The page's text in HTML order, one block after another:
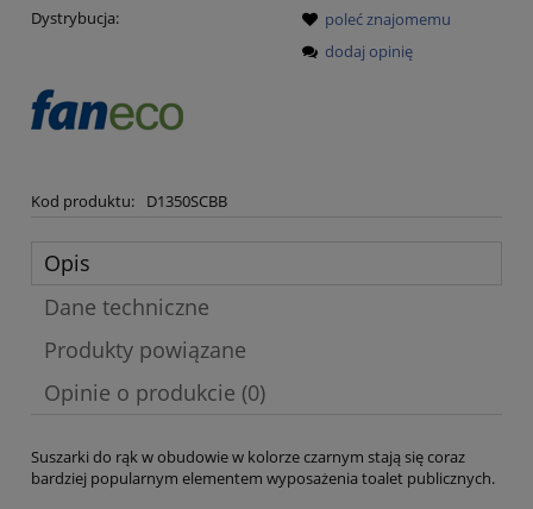
Dystrybucja:
Kod produktu: D1350SCBB
poleć znajomemu
dodaj opinię
Opis
Dane techniczne
Produkty powiązane
Opinie o produkcie (0)
Suszarki do rąk w obudowie w kolorze czarnym stają się coraz
bardziej popularnym elementem wyposażenia toalet publicznych.